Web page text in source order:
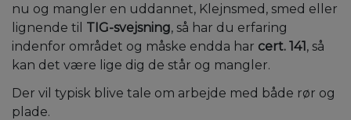
nu og mangler en uddannet, Klejnsmed, smed eller
lignende til TIG-svejsning, så har du erfaring
indenfor området og måske endda har cert. 141, så
kan det være lige dig de står og mangler.
Der vil typisk blive tale om arbejde med både rør og
plade.